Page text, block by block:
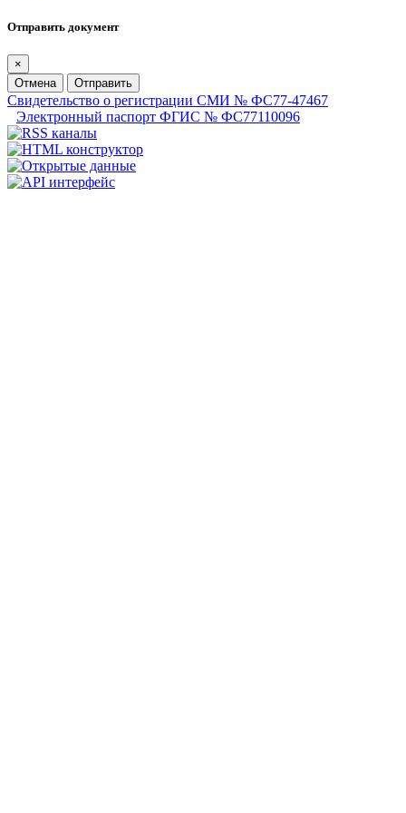
Отправить документ
×
Отмена
Отправить
Свидетельство о регистрации СМИ № ФС77-47467
Электронный паспорт ФГИС № ФС77110096